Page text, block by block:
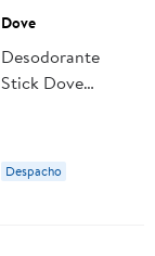
Dove
Desodorante
Stick Dove
Despacho